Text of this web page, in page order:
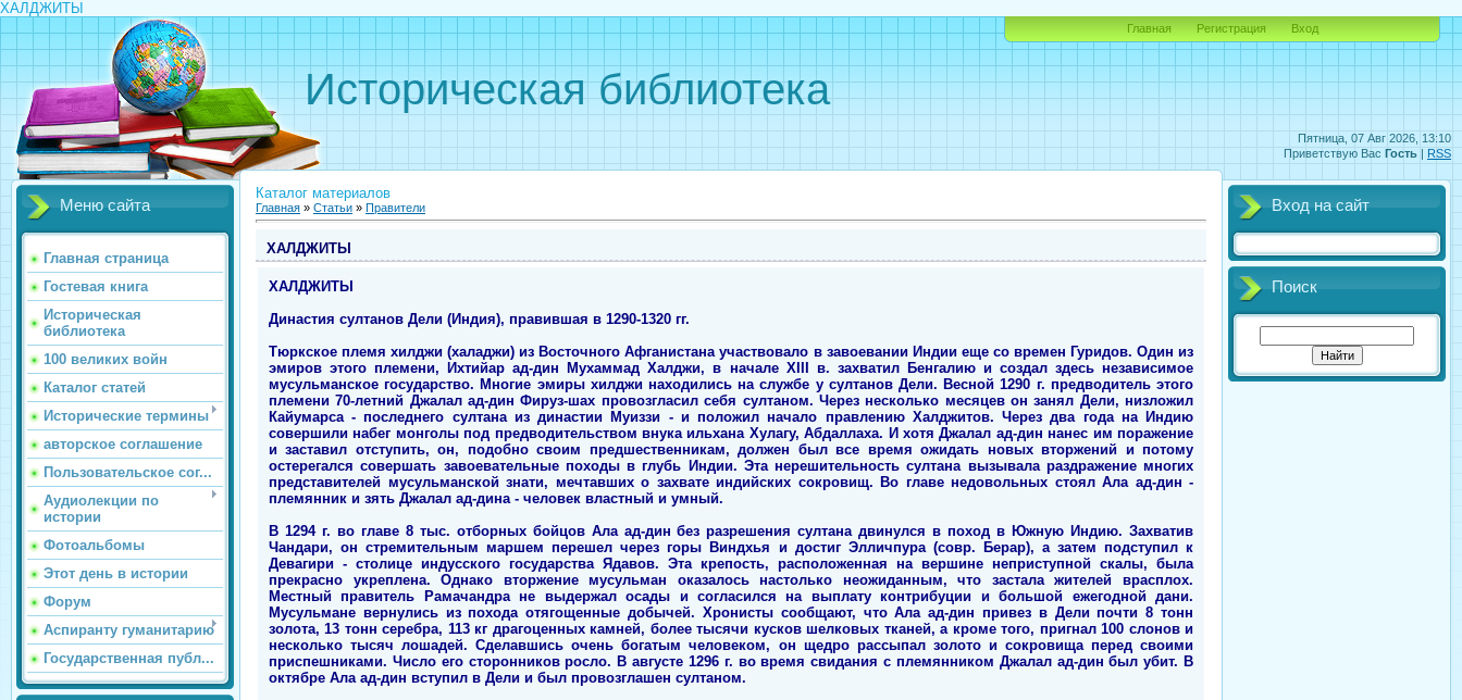
ХАЛДЖИТЫ
Пятница, 07 Авг 2026, 13:10
Приветствую Вас Гость | RSS
Историческая библиотека
Главная Регистрация Вход
Меню сайта
Главная страница
Гостевая книга
Историческая
библиотека
100 великих войн
Каталог статей
Исторические термины
авторское соглашение
Пользовательское сог...
Аудиолекции по
истории
Фотоальбомы
Этот день в истории
Форум
Аспиранту гуманитарию
Государственная публ...
Каталог материалов
Главная » Статьи » Правители
ХАЛДЖИТЫ
ХАЛДЖИТЫ
Династия султанов Дели (Индия), правившая в 1290-1320 гг.
Тюркское племя хилджи (халаджи) из Восточного Афганистана участвовало в завоевании Индии еще со времен Гуридов. Один из
эмиров этого племени, Ихтийар ад-дин Мухаммад Халджи, в начале XIII в. захватил Бенгалию и создал здесь независимое
мусульманское государство. Многие эмиры хилджи находились на службе у султанов Дели. Весной 1290 г. предводитель этого
племени 70-летний Джалал ад-дин Фируз-шах провозгласил себя султаном. Через несколько месяцев он занял Дели, низложил
Кайумарса - последнего султана из династии Муиззи - и положил начало правлению Халджитов. Через два года на Индию
совершили набег монголы под предводительством внука ильхана Хулагу, Абдаллаха. И хотя Джалал ад-дин нанес им поражение
и заставил отступить, он, подобно своим предшественникам, должен был все время ожидать новых вторжений и потому
остерегался совершать завоевательные походы в глубь Индии. Эта нерешительность султана вызывала раздражение многих
представителей мусульманской знати, мечтавших о захвате индийских сокровищ. Во главе недовольных стоял Ала ад-дин -
племянник и зять Джалал ад-дина - человек властный и умный.
В 1294 г. во главе 8 тыс. отборных бойцов Ала ад-дин без разрешения султана двинулся в поход в Южную Индию. Захватив
Чандари, он стремительным маршем перешел через горы Виндхья и достиг Элличпура (совр. Берар), а затем подступил к
Девагири - столице индусского государства Ядавов. Эта крепость, расположенная на вершине неприступной скалы, была
прекрасно укреплена. Однако вторжение мусульман оказалось настолько неожиданным, что застала жителей врасплох.
Местный правитель Рамачандра не выдержал осады и согласился на выплату контрибуции и большой ежегодной дани.
Мусульмане вернулись из похода отягощенные добычей. Хронисты сообщают, что Ала ад-дин привез в Дели почти 8 тонн
золота, 13 тонн серебра, 113 кг драгоценных камней, более тысячи кусков шелковых тканей, а кроме того, пригнал 100 слонов и
несколько тысяч лошадей. Сделавшись очень богатым человеком, он щедро рассыпал золото и сокровища перед своими
приспешниками. Число его сторонников росло. В августе 1296 г. во время свидания с племянником Джалал ад-дин был убит. В
октябре Ала ад-дин вступил в Дели и был провозглашен султаном.
Вход на сайт
Поиск